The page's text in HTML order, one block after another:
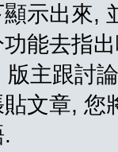
示出來,
能去指
主跟討
文章,